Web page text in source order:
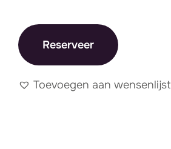
Reserveer
Toevoegen aan wensenlijst